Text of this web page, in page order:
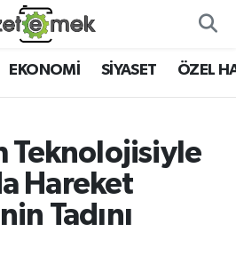
EKONOMİ SİYASET ÖZEL
Teknolojisiyle
Hareket
Tadını
Vakitleri
ve Fikstür